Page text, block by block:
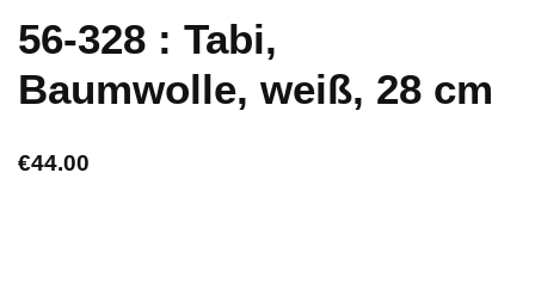
56-328 : Tabi,
Baumwolle, weiß, 28 cm
€44.00